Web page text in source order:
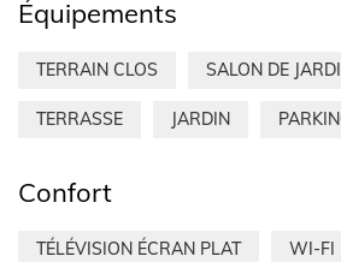
Équipements
TERRAIN CLOS SALON DE
TERRASSE JARDIN
Confort
TÉLÉVISION ÉCRAN PLAT WI-FI